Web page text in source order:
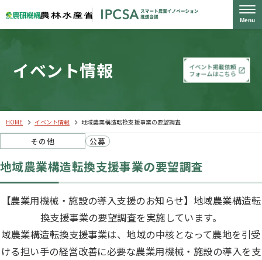
Menu
イベント情報
イベント掲載依頼
フォームはこちら
HOME イベント情報 地域農業構造転換支援事業の要望調査
その他 公募​
地域農業構造転換支援事業の要望調査
【農業用機械・施設の導入支援のお知らせ】地域農業構造転
換支援事業の要望調査を実施しています。
域農業構造転換支援事業は、地域の中核となって農地を引受
ける担い手の経営改善に必要な農業用機械・施設の導入を支